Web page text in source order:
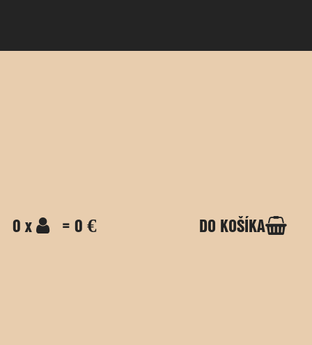
0 x = 0 € DO KOŠÍKA